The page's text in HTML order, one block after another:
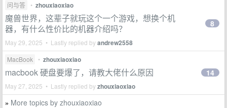
问与答 • zhouxiaoxiao
魔兽世界，这辈子就玩这个一个游戏，想换个机
器，有什么性价比的机器介绍吗？
May 29, 2025 • Lastly replied byandrew2558
8
MacBook • zhouxiaoxiao
macbook 硬盘要爆了，请教大佬什么原因
May 27, 2025 • Lastly replied byzhouxiaoxiao
14
» More topics by zhouxiaoxiao